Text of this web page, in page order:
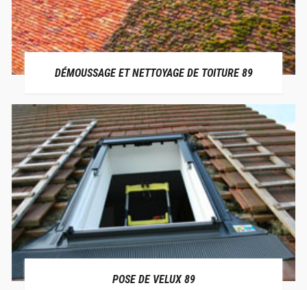
DÉMOUSSAGE ET NETTOYAGE DE TOITURE 89
POSE DE VELUX 89